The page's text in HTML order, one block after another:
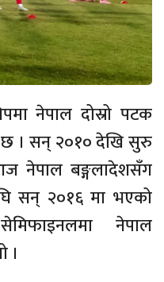
नेपाल दोस्रो पटक
छ । सन् २०१० देखि सुरु
नेपाल बङ्गलादेशसँग
सन् २०१६ मा भएको
नेपाल
।